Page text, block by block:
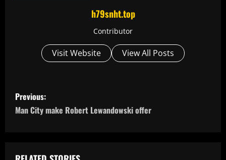
h79snht.top
Contributor
Visit Website View All Posts
P
o
Previous:
Man City make Robert Lewandowski offer